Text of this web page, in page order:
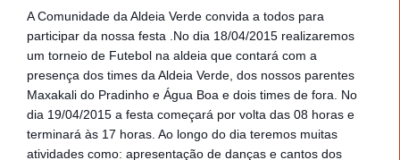
A Comunidade da Aldeia Verde convida a todos para
participar da nossa festa .No dia 18/04/2015 realizaremos
um torneio de Futebol na aldeia que contará com a
presença dos times da Aldeia Verde, dos nossos parentes
Maxakali do Pradinho e Água Boa e dois times de fora. No
dia 19/04/2015 a festa começará por volta das 08 horas e
terminará às 17 horas. Ao longo do dia teremos muitas
atividades como: apresentação de danças e cantos dos